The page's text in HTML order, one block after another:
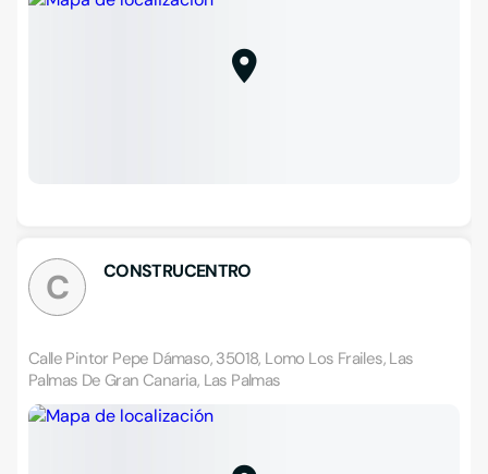
C CONSTRUCENTRO
Calle Pintor Pepe Dámaso, 35018, Lomo Los Frailes, Las
Palmas De Gran Canaria, Las Palmas